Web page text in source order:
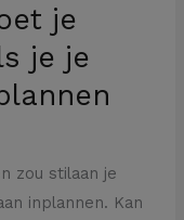
je
je je
zou stilaan je
inplannen. Kan